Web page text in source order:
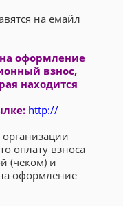
на емайл
оформление
взнос,
находится
http://
оплату взноса
(чеком) и
оформление